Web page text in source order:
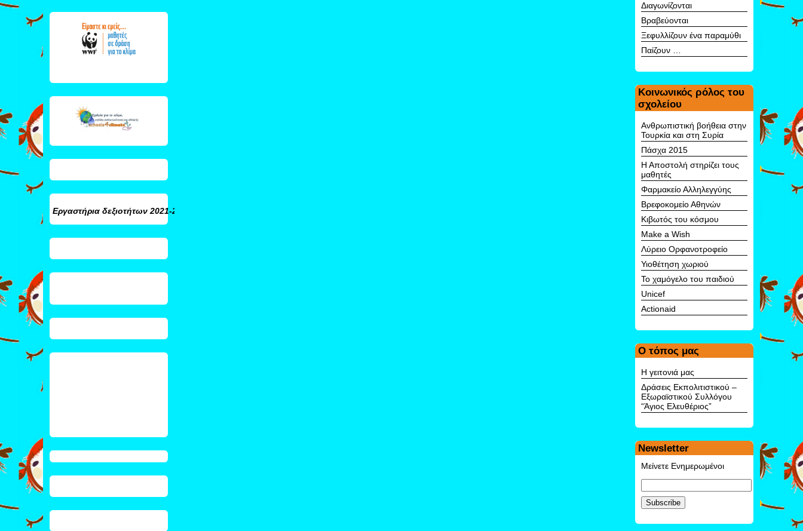
Εργαστήρια δεξιοτήτων 2021-2022
Διαγωνίζονται
Βραβεύονται
Ξεφυλλίζουν ένα παραμύθι
Παίζουν …
Κοινωνικός ρόλος του
σχολείου
Ανθρωπιστική βοήθεια στην
Τουρκία και στη Συρία
Πάσχα 2015
Η Αποστολή στηρίζει τους
μαθητές
Φαρμακείο Αλληλεγγύης
Βρεφοκομείο Αθηνών
Κιβωτός του κόσμου
Make a Wish
Λύρειο Ορφανοτροφείο
Υιοθέτηση χωριού
Το χαμόγελο του παιδιού
Unicef
Αctionaid
Ο τόπος μας
Η γειτονιά μας
Δράσεις Εκπολιτιστικού –
Εξωραϊστικού Συλλόγου
“Άγιος Ελευθέριος”
Newsletter
Μείνετε Ενημερωμένοι